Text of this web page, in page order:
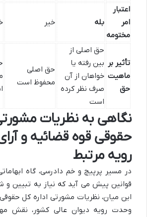
اعتبار
امر
مختومه
بله خیر
تأثیر بر
ماهیت
حق
حق اصلی از
بین رفته یا
خواهان از آن
صرف نظر کرده
است
حق اصلی
محفوظ است
نگاهی به نظریات
حقوقی قوه قضائیه و
رویه مرتبط
در مسیر پرپیچ و خم دادرسی، گاه
قوانین پیش می آید که نیاز به تبیین و
این میان، نظریات مشورتی اداره کل
وحدت رویه دیوان عالی کشور، نقش